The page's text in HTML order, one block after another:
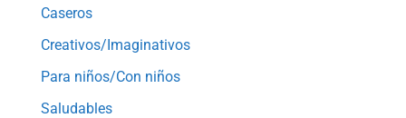
Caseros
Creativos/Imaginativos
Para niños/Con niños
Saludables